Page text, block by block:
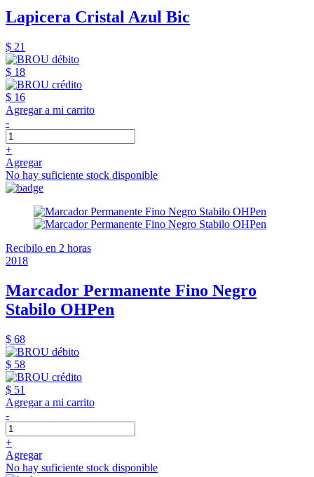
Lapicera Cristal Azul Bic
$ 21
$ 18
$ 16
Agregar a mi carrito
-
+
Agregar
No hay suficiente stock disponible
Recibilo en 2 horas
2018
Marcador Permanente Fino Negro
Stabilo OHPen
$ 68
$ 58
$ 51
Agregar a mi carrito
-
+
Agregar
No hay suficiente stock disponible